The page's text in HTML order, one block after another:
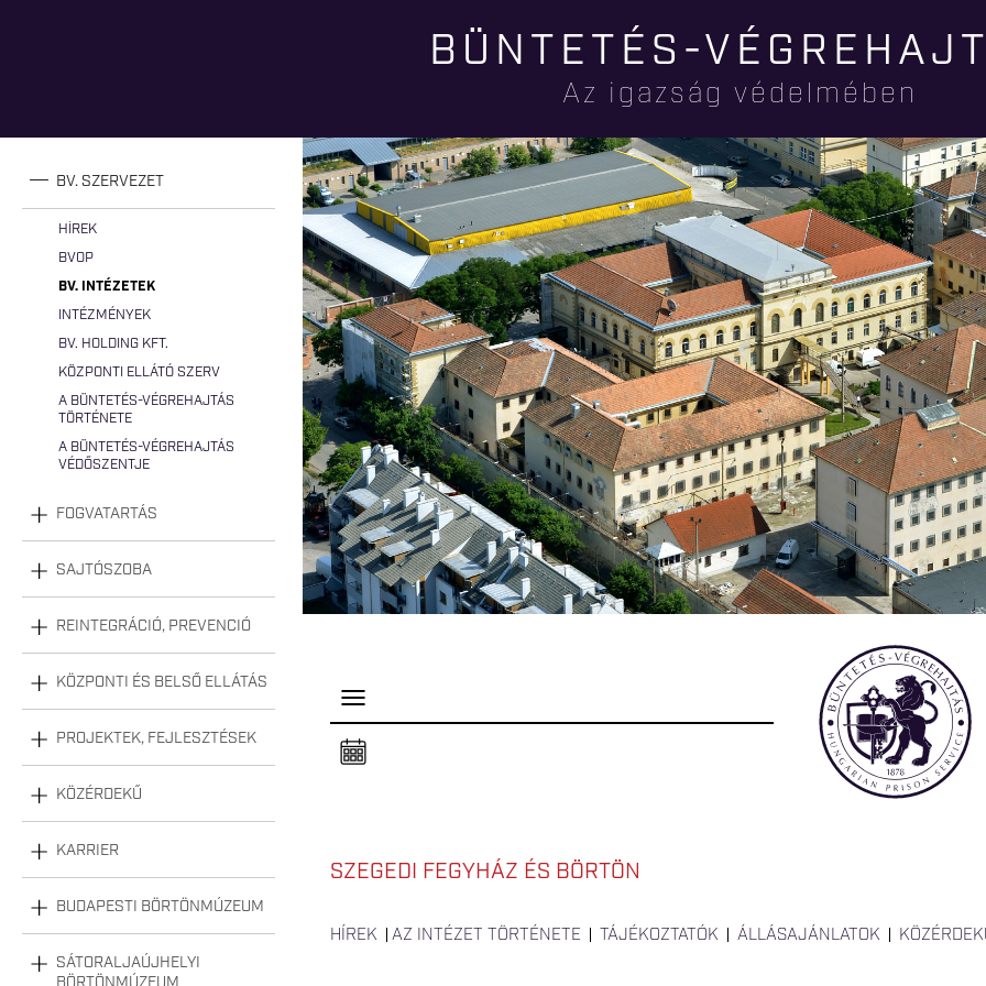
tartalomra
BÜNTETÉS-
Az igazság védelmében
BV. SZERVEZET
HÍREK
BVOP
BV. INTÉZETEK
INTÉZMÉNYEK
BV. HOLDING KFT.
KÖZPONTI ELLÁTÓ SZERV
A BÜNTETÉS-VÉGREHAJTÁS
TÖRTÉNETE
A BÜNTETÉS-VÉGREHAJTÁS
VÉDŐSZENTJE
FOGVATARTÁS
SAJTÓSZOBA
REINTEGRÁCIÓ, PREVENCIÓ
KÖZPONTI ÉS BELSŐ ELLÁTÁS
PROJEKTEK, FEJLESZTÉSEK
KÖZÉRDEKŰ
KARRIER
BUDAPESTI BÖRTÖNMÚZEUM
SÁTORALJAÚJHELYI
P
e
l
s
a
SZEGEDI FEGYHÁZ ÉS BÖRTÖN
HÍREK AZ INTÉZET TÖRTÉNETE TÁJÉKOZTATÓK ÁLLÁSAJÁNLATOK